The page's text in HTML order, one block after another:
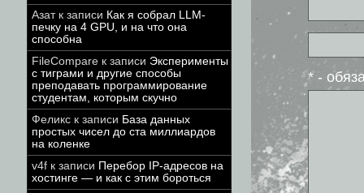
Азатк записи Как я собрал LLM-
печку на 4 GPU, и на что она
способна
FileCompare к записи Эксперименты
с тиграми и другие способы
преподавать программирование
студентам, которым скучно
Феликс к записи База данных
простых чисел до ста миллиардов
на коленке
v4f к записи Перебор IP-адресов на
хостинге — и как с этим бороться
* -